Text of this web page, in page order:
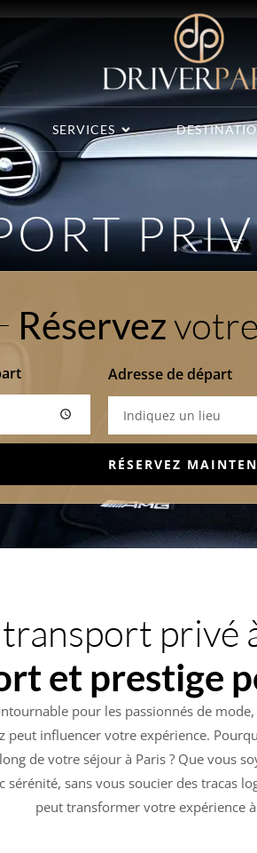
SERVICES
Réservez
Adresse de départ
RÉSERVEZ
privé
et prestige
pour les passionnés de
peut influencer votre expérience.
de votre séjour à Paris ? Que vous
sans vous soucier des tracas
peut transformer votre expérience